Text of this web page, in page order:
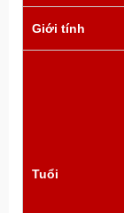
Giới tính
Tuổi